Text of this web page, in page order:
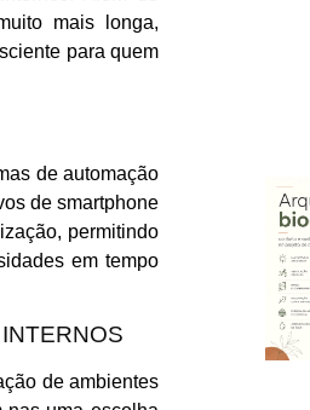
mais longa,
para quem
de automação
de smartphone
permitindo
em tempo
de ambientes